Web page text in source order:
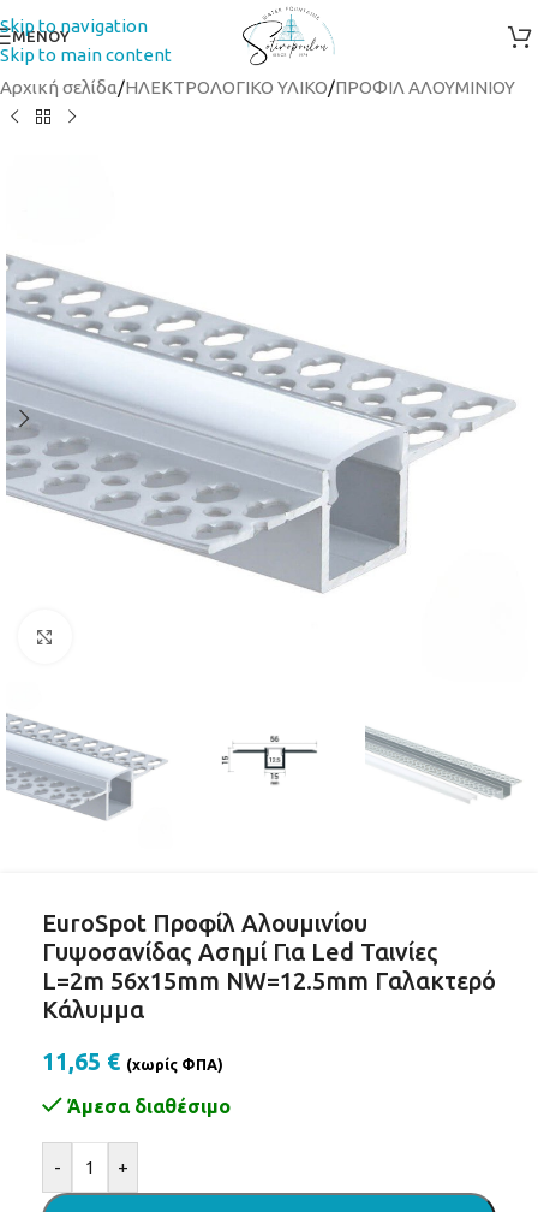
Skip to navigation
Skip to main content
ΜΕΝΟΥ
Αρχική σελίδα/ΗΛΕΚΤΡΟΛΟΓΙΚΟ ΥΛΙΚΟ/ΠΡΟΦΙΛ ΑΛΟΥΜΙΝΙΟΥ
EuroSpot Προφίλ Αλουμινίου
Γυψοσανίδας Ασημί Για Led Ταινίες
L=2m 56x15mm NW=12.5mm Γαλακτερό
Κάλυμμα
11,65 € (χωρίς ΦΠΑ)
Άμεσα διαθέσιμο
- +